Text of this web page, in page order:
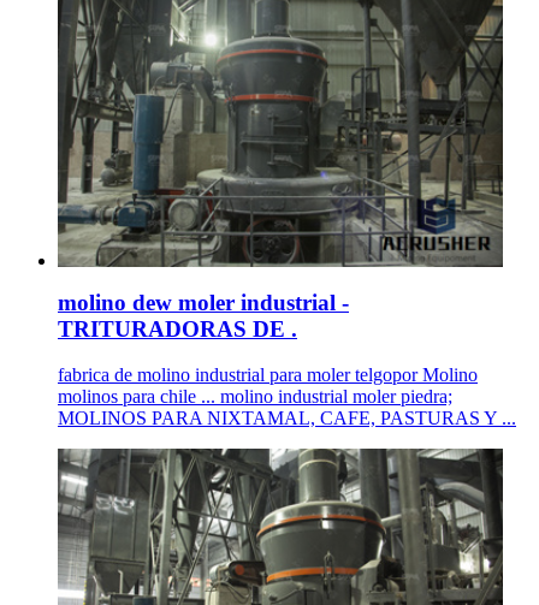
molino dew moler industrial -
TRITURADORAS DE .
fabrica de molino industrial para moler telgopor Molino
molinos para chile ... molino industrial moler piedra;
MOLINOS PARA NIXTAMAL, CAFE, PASTURAS Y ...